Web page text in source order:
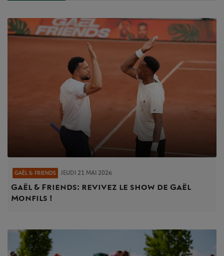
GAËL & FRIENDS JEUDI 21 MAI 2026
Gaël & Friends : revivez le show de Gaël
Monfils !